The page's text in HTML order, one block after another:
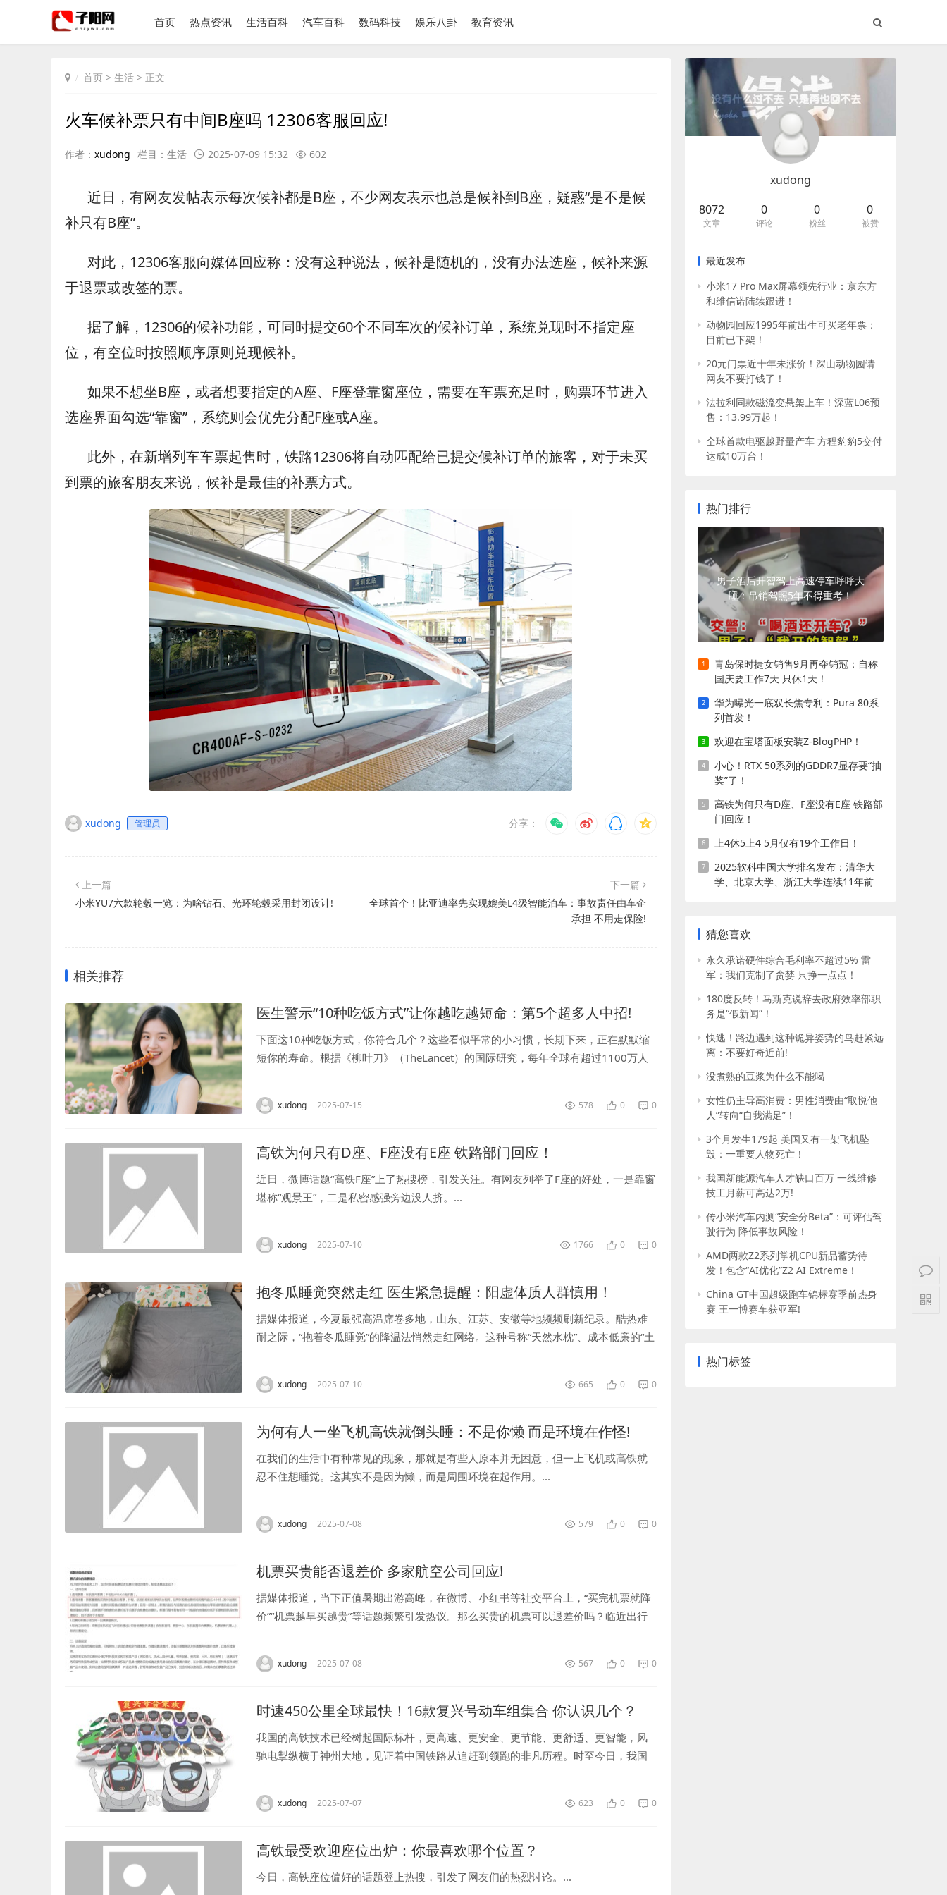
首页 热点资讯 生活百科 汽车百科 数码科技 娱乐八卦 教育资讯
首页 > 生活 > 正文
火车候补票只有中间B座吗 12306客服回应!
作者： xudong 栏目： 生活 2025-07-09 15:32 602
近日，有网友发帖表示每次候补都是B座，不少网友表示也总是候补到B座，疑惑“是不是候
补只有B座”。
对此，12306客服向媒体回应称：没有这种说法，候补是随机的，没有办法选座，候补来源
于退票或改签的票。
据了解，12306的候补功能，可同时提交60个不同车次的候补订单，系统兑现时不指定座
位，有空位时按照顺序原则兑现候补。
如果不想坐B座，或者想要指定的A座、F座登靠窗座位，需要在车票充足时，购票环节进入
选座界面勾选“靠窗”，系统则会优先分配F座或A座。
此外，在新增列车车票起售时，铁路12306将自动匹配给已提交候补订单的旅客，对于未买
到票的旅客朋友来说，候补是最佳的补票方式。
xudong 管理员 分享：
上一篇
小米YU7六款轮毂一览：为啥钻石、光环轮毂采用封闭设计!
下一篇
全球首个！比亚迪率先实现媲美L4级智能泊车：事故责任由车企
承担 不用走保险!
相关推荐
医生警示“10种吃饭方式”让你越吃越短命：第5个超多人中招!
下面这10种吃饭方式，你符合几个？这些看似平常的小习惯，长期下来，正在默默缩
短你的寿命。根据《柳叶刀》（TheLancet）的国际研究，每年全球有超过1100万人
xudong 2025-07-15 578 0 0
高铁为何只有D座、F座没有E座 铁路部门回应！
近日，微博话题“高铁F座”上了热搜榜，引发关注。有网友列举了F座的好处，一是靠窗
堪称“观景王”，二是私密感强旁边没人挤。...
xudong 2025-07-10 1766 0 0
抱冬瓜睡觉突然走红 医生紧急提醒：阳虚体质人群慎用！
据媒体报道，今夏最强高温席卷多地，山东、江苏、安徽等地频频刷新纪录。酷热难
耐之际，“抱着冬瓜睡觉”的降温法悄然走红网络。这种号称“天然水枕”、成本低廉的“土
xudong 2025-07-10 665 0 0
为何有人一坐飞机高铁就倒头睡：不是你懒 而是环境在作怪!
在我们的生活中有种常见的现象，那就是有些人原本并无困意，但一上飞机或高铁就
忍不住想睡觉。这其实不是因为懒，而是周围环境在起作用。...
xudong 2025-07-08 579 0 0
机票买贵能否退差价 多家航空公司回应!
据媒体报道，当下正值暑期出游高峰，在微博、小红书等社交平台上，“买完机票就降
价”“机票越早买越贵”等话题频繁引发热议。那么买贵的机票可以退差价吗？临近出行
xudong 2025-07-08 567 0 0
时速450公里全球最快！16款复兴号动车组集合 你认识几个？
我国的高铁技术已经树起国际标杆，更高速、更安全、更节能、更舒适、更智能，风
驰电掣纵横于神州大地，见证着中国铁路从追赶到领跑的非凡历程。时至今日，我国
呢？国铁官方特意...
xudong 2025-07-07 623 0 0
高铁最受欢迎座位出炉：你最喜欢哪个位置？
今日，高铁座位偏好的话题登上热搜，引发了网友们的热烈讨论。...
xudong
8072
文章
0
评论
0
粉丝
0
被赞
最近发布
小米17 Pro Max屏幕领先行业：京东方
和维信诺陆续跟进！
动物园回应1995年前出生可买老年票：
目前已下架！
20元门票近十年未涨价！深山动物园请
网友不要打钱了！
法拉利同款磁流变悬架上车！深蓝L06预
售：13.99万起！
全球首款电驱越野量产车 方程豹豹5交付
达成10万台！
热门排行
男子酒后开智驾上高速停车呼呼大
睡：吊销驾照5年不得重考！
青岛保时捷女销售9月再夺销冠：自称
国庆要工作7天 只休1天！
华为曝光一底双长焦专利：Pura 80系
列首发！
欢迎在宝塔面板安装Z-BlogPHP！
小心！RTX 50系列的GDDR7显存要“抽
奖”了！
高铁为何只有D座、F座没有E座 铁路部
门回应！
上4休5上4 5月仅有19个工作日！
2025软科中国大学排名发布：清华大
学、北京大学、浙江大学连续11年前
猜您喜欢
永久承诺硬件综合毛利率不超过5% 雷
军：我们克制了贪婪 只挣一点点！
180度反转！马斯克说辞去政府效率部职
务是“假新闻”！
快逃！路边遇到这种诡异姿势的鸟赶紧远
离：不要好奇近前!
没煮熟的豆浆为什么不能喝
女性仍主导高消费：男性消费由“取悦他
人”转向“自我满足”！
3个月发生179起 美国又有一架飞机坠
毁：一重要人物死亡！
我国新能源汽车人才缺口百万 一线维修
技工月薪可高达2万!
传小米汽车内测“安全分Beta”：可评估驾
驶行为 降低事故风险！
AMD两款Z2系列掌机CPU新品蓄势待
发！包含“AI优化”Z2 AI Extreme！
China GT中国超级跑车锦标赛季前热身
赛 王一博赛车获亚军!
热门标签